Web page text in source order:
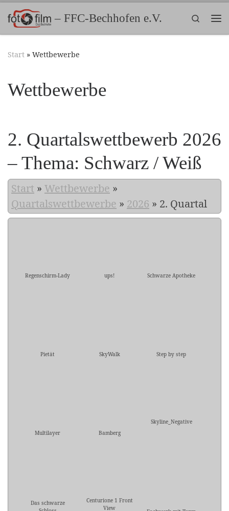
Zum Inhalt springen– FFC-Bechhofen e.V.
Search
Start » Wettbewerbe
Wettbewerbe
2. Quartalswettbewerb 2026
– Thema: Schwarz / Weiß
Start » Wettbewerbe »
Quartalswettbewerbe » 2026 » 2. Quartal
Regenschirm-Lady ups! Schwarze Apotheke
Pietät SkyWalk Step by step
Multilayer Bamberg
Skyline_Negative
Das schwarze
Centurione 1 Front
View